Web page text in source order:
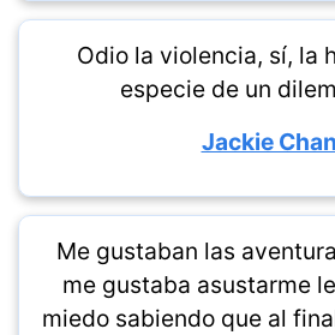
Odio la violencia, sí, la
especie de un
Jackie Chan
Me gustaban las
me gustaba asustarme
miedo sabiendo que al